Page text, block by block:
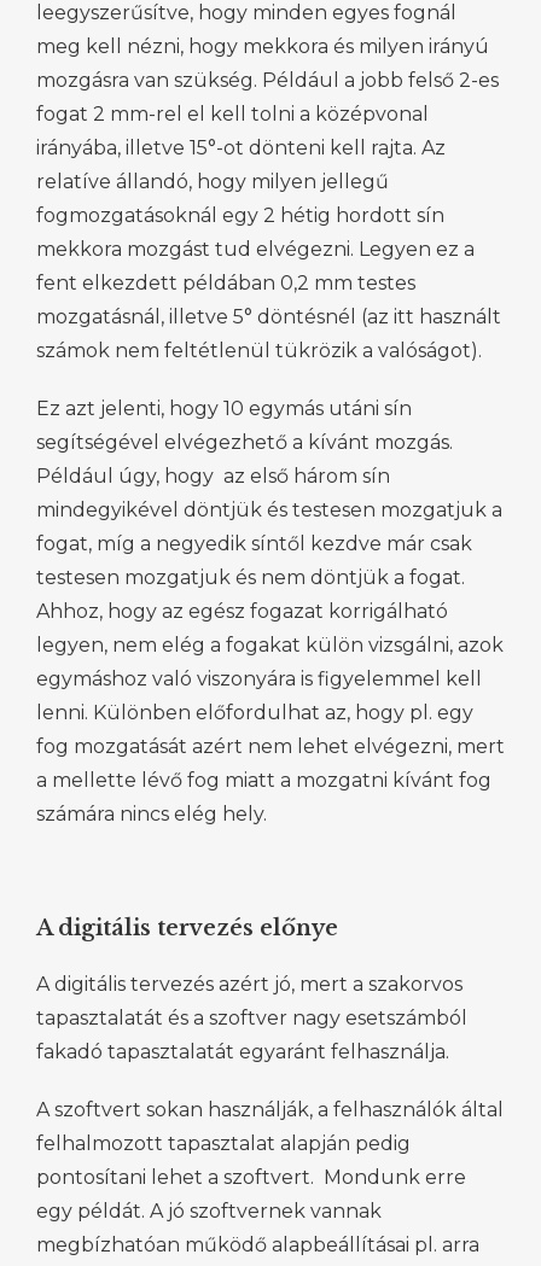
leegyszerűsítve, hogy minden egyes fognál
meg kell nézni, hogy mekkora és milyen irányú
mozgásra van szükség. Például a jobb felső 2-es
fogat 2 mm-rel el kell tolni a középvonal
irányába, illetve 15°-ot dönteni kell rajta. Az
relatíve állandó, hogy milyen jellegű
fogmozgatásoknál egy 2 hétig hordott sín
mekkora mozgást tud elvégezni. Legyen ez a
fent elkezdett példában 0,2 mm testes
mozgatásnál, illetve 5° döntésnél (az itt használt
számok nem feltétlenül tükrözik a valóságot).
Ez azt jelenti, hogy 10 egymás utáni sín
segítségével elvégezhető a kívánt mozgás.
Például úgy, hogy az első három sín
mindegyikével döntjük és testesen mozgatjuk a
fogat, míg a negyedik síntől kezdve már csak
testesen mozgatjuk és nem döntjük a fogat.
Ahhoz, hogy az egész fogazat korrigálható
legyen, nem elég a fogakat külön vizsgálni, azok
egymáshoz való viszonyára is figyelemmel kell
lenni. Különben előfordulhat az, hogy pl. egy
fog mozgatását azért nem lehet elvégezni, mert
a mellette lévő fog miatt a mozgatni kívánt fog
számára nincs elég hely.
A digitális tervezés előnye
A digitális tervezés azért jó, mert a szakorvos
tapasztalatát és a szoftver nagy esetszámból
fakadó tapasztalatát egyaránt felhasználja.
A szoftvert sokan használják, a felhasználók által
felhalmozott tapasztalat alapján pedig
pontosítani lehet a szoftvert. Mondunk erre
egy példát. A jó szoftvernek vannak
megbízhatóan működő alapbeállításai pl. arra